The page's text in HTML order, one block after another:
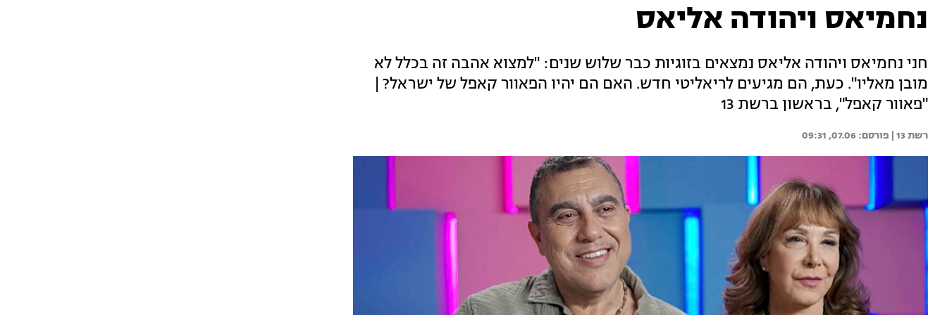
נחמיאס ויהודה אליאס
חני נחמיאס ויהודה אליאס נמצאים בזוגיות כבר שלוש שנים: "למצוא אהבה זה בכלל לא
מובן מאליו". כעת, הם מגיעים לריאליטי חדש. האם הם יהיו הפאוור קאפל של ישראל? |
"פאוור קאפל", בראשון ברשת 13
רשת 13 | 07.06, 09:31